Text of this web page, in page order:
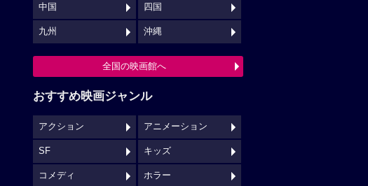
中国 四国
九州 沖縄
全国の映画館へ
おすすめ映画ジャンル
アクション アニメーション
SF キッズ
コメディ ホラー